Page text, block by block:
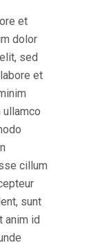
et
dolor
sed
et
cillum
sunt
anim id